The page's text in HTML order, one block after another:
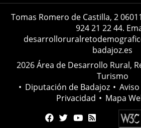
Tomas Romero de Castilla, 2
924 21 22 44.
badajoz.es
2026 Área de Desarrollo Rural,
Turismo
• Diputación de Badajoz •
Privacidad • Mapa